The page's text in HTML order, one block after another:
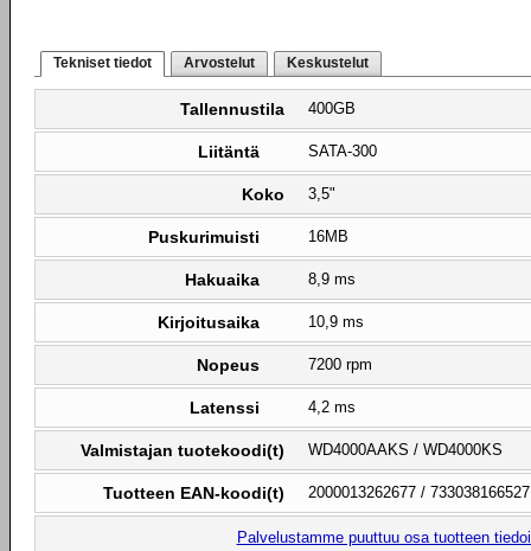
Tekniset tiedot Arvostelut Keskustelut
Tallennustila 400GB
Liitäntä SATA-300
Koko 3,5"
Puskurimuisti 16MB
Hakuaika 8,9 ms
Kirjoitusaika 10,9 ms
Nopeus 7200 rpm
Latenssi 4,2 ms
Valmistajan tuotekoodi(t) WD4000AAKS / WD4000KS
Tuotteen EAN-koodi(t) 2000013262677 /
Palvelustamme puuttuu osa tuotteen